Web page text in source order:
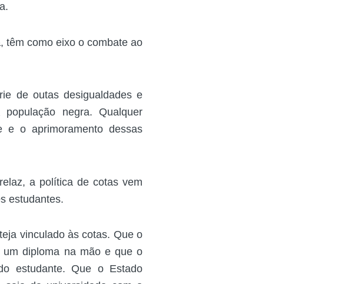
têm como eixo o combate ao
de outas desigualdades e
negra. Qualquer
o aprimoramento dessas
a política de cotas vem
estudantes.
vinculado às cotas. Que o
diploma na mão e que o
estudante. Que o Estado